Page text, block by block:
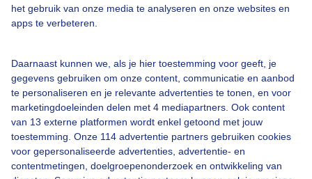
het gebruik van onze media te analyseren en onze websites en
apps te verbeteren.
Daarnaast kunnen we, als je hier toestemming voor geeft, je
gegevens gebruiken om onze content, communicatie en aanbod
te personaliseren en je relevante advertenties te tonen, en voor
marketingdoeleinden delen met 4 mediapartners. Ook content
van 13 externe platformen wordt enkel getoond met jouw
toestemming. Onze 114 advertentie partners gebruiken cookies
voor gepersonaliseerde advertenties, advertentie- en
contentmetingen, doelgroepenonderzoek en ontwikkeling van
Bekijk slideshow
Een moment geduld aub...